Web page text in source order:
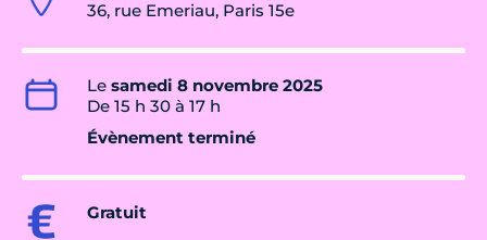
36, rue Emeriau, Paris 15e
Le samedi 8 novembre 2025
De 15 h 30 à 17 h
Évènement terminé
Gratuit